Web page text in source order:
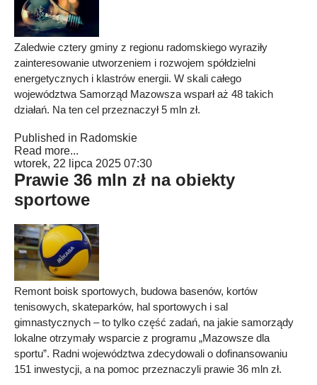
Zaledwie cztery gminy z regionu radomskiego wyraziły
zainteresowanie utworzeniem i rozwojem spółdzielni
energetycznych i klastrów energii. W skali całego
województwa Samorząd Mazowsza wsparł aż 48 takich
działań. Na ten cel przeznaczył 5 mln zł.
Published in Radomskie
Read more...
wtorek, 22 lipca 2025 07:30
Prawie 36 mln zł na obiekty
sportowe
Remont boisk sportowych, budowa basenów, kortów
tenisowych, skateparków, hal sportowych i sal
gimnastycznych – to tylko część zadań, na jakie samorządy
lokalne otrzymały wsparcie z programu „Mazowsze dla
sportu”. Radni województwa zdecydowali o dofinansowaniu
151 inwestycji, a na pomoc przeznaczyli prawie 36 mln zł.